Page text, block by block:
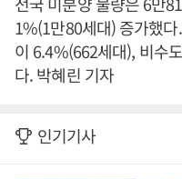
1%(1만80세대) 증가했
이 6.4%(662세대), 비수
다. 박혜린 기자
인기기사